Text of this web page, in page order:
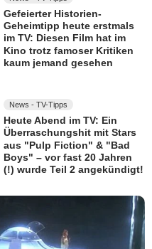
Gefeierter Historien-
Geheimtipp heute erstmals
im TV: Diesen Film hat im
Kino trotz famoser Kritiken
kaum jemand gesehen
News - TV-Tipps
Heute Abend im TV: Ein
Überraschungshit mit Stars
aus "Pulp Fiction" & "Bad
Boys" – vor fast 20 Jahren
(!) wurde Teil 2 angekündigt!